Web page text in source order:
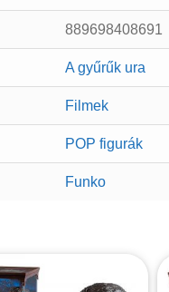
889698408691
A gyűrűk ura
Filmek
POP figurák
Funko